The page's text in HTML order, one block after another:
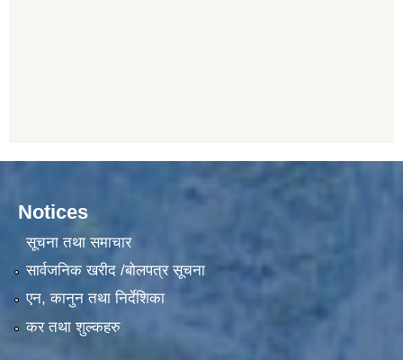
Notices
सूचना तथा समाचार
सार्वजनिक खरीद /बोलपत्र सूचना
एन, कानुन तथा निर्देशिका
कर तथा शुल्कहरु